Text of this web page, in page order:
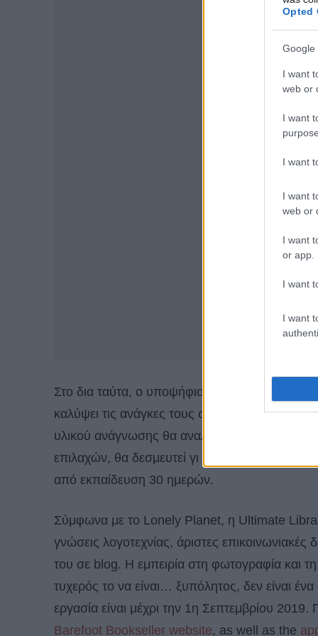
Opted
Google
I want
web or
I want
I want
I want
web or
I want
or app.
I want
I want
Στο δια ταύτα, ο υποψήφιος βιβλιοπώλης
καλύψει τις ανάγκες τους σχετικά με το
υλικού ανάγνωσης θα αναλαμβάνει και την
επιλαχών, θα δεσμευτεί γι αυτή τη θέση για
από εκπαίδευση 30 ημερών.
Σύμφωνα με το Lonely Planet, η Ultimate
γνώσεις λογοτεχνίας, άριστες επικοινωνιακές
του σε blog. Η εμπειρία στη φωτογραφία και
τυχερός το να είναι… ξυπόλητος, δεν είναι
εργασία είναι μέχρι την 1η Σεπτεμβρίου
Barefoot Bookseller website, as well as the